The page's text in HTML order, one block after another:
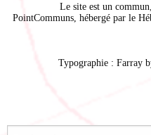
Le site est un
PointCommuns , hébergé par le
Typographie : Farray